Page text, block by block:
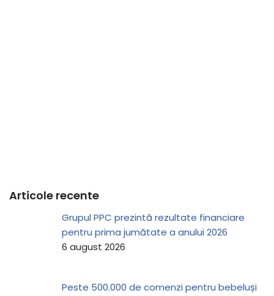
Articole recente
Grupul PPC prezintă rezultate financiare
pentru prima jumătate a anului 2026
6 august 2026
Peste 500.000 de comenzi pentru bebeluși